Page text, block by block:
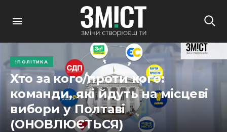
ПОЛІТИКА
Хто за кого/проти кого:
команди, які йдуть на місцеві
вибори у Полтаві
(ОНОВЛЮЄТЬСЯ)